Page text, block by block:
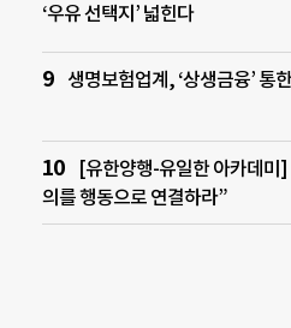
‘우유 선택지’ 넓힌다
생명보험업계, ‘상생금융’ 통
[유한양행-유일한 아카데미]
의를 행동으로 연결하라”